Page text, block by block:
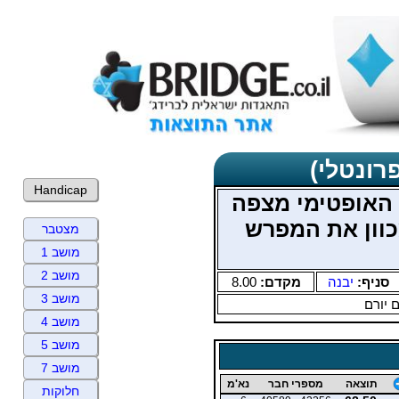
האופטימי מצפה
את המפרש
סניף: יבנה מקדם:8.00
יורם
תוצאה מספרי חבר נא'מ
Handicap
מצטבר
מושב 1
מושב 2
מושב 3
מושב 4
מושב 5
מושב 7
חלוקות